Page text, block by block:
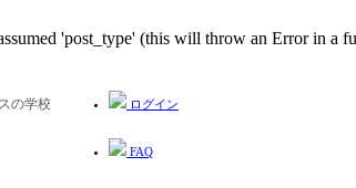
'post_type' (this will throw an Error in a
の学校 ログイン
FAQ